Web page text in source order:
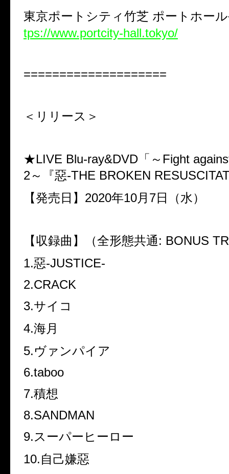
東京ポートシティ竹芝 ポートホー
tps://www.portcity-hall.tokyo/
====================
＜リリース＞
★LIVE Blu-ray&DVD 「～ Fight
2～『惡-THE BROKEN
【発売日】 2020年10月 7日（水）
【収録曲】（全形態共通: BONUS
1.惡-JUSTICE-
2.CRACK
3.サイコ
4.海月
5.ヴァンパイア
6.taboo
7.積想
8.SANDMAN
9. スーパーヒーロー
10.自己嫌惡